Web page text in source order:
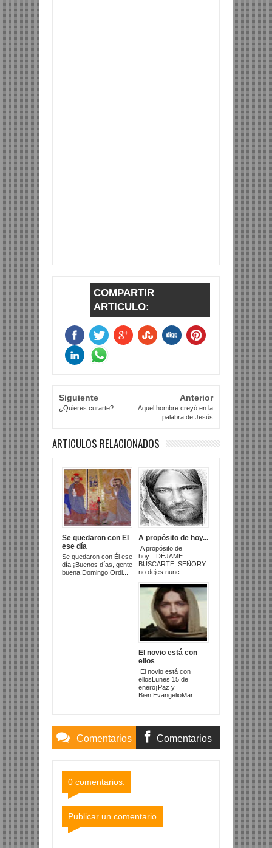
COMPARTIR
ARTICULO:
Siguiente
¿Quieres curarte?
Anterior
Aquel hombre creyó en la
palabra de Jesús
ARTICULOS RELACIONADOS
Se quedaron con Él
ese día
Se quedaron con Él ese
día ¡Buenos días, gente
buena!Domingo Ordi...
A propósito de hoy...
A propósito de
hoy... DÉJAME
BUSCARTE, SEÑORY
no dejes nunc...
El novio está con
ellos
El novio está con
ellosLunes 15 de
enero¡Paz y
Bien!EvangelioMar...
Comentarios Comentarios
0 comentarios:
Publicar un comentario